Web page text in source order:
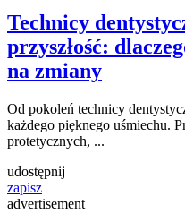
Technicy
przyszłość:
na zmiany
Od pokoleń technicy
każdego pięknego uśmiechu.
protetycznych, ...
udostępnij
zapisz
advertisement